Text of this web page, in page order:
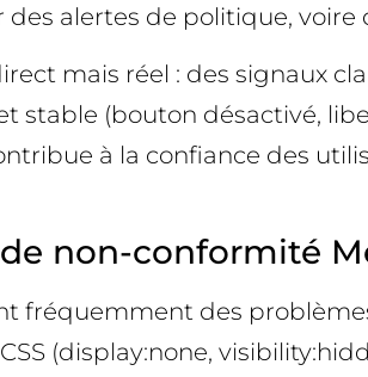
alertes de politique, voire
mais réel : des signaux
stable (bouton désactivé,
à la confiance des
non-conformité
fréquemment des
(display:none,